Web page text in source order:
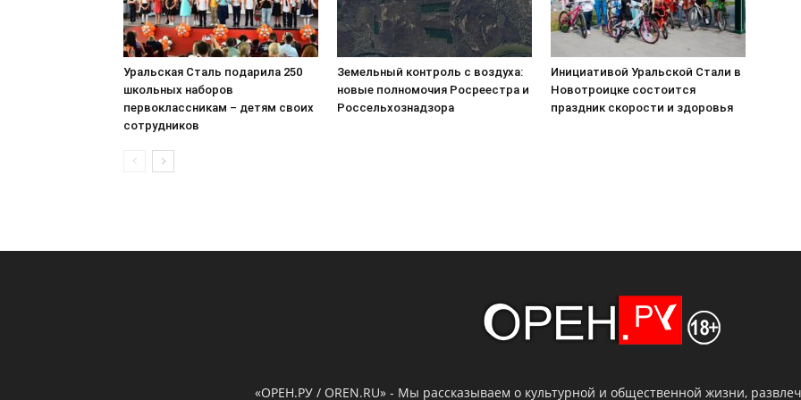
Уральская Сталь подарила 250
школьных наборов
первоклассникам – детям своих
сотрудников
Земельный контроль с воздуха:
новые полномочия Росреестра и
Россельхознадзора
Инициативой Уральской Стали в
Новотроицке состоится
праздник скорости и здоровья
«ОРЕН.РУ / OREN.RU» - Мы рассказываем о культурной и общественной жизни,